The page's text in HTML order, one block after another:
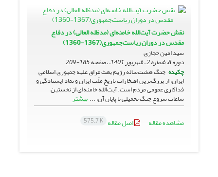
نقش حضرت آیت‌الله خامنه‌ای (مدظله العالی) در دفاع
مقدس در دوران ریاست‌جمهوری(1367-1360)
سید امین حجازی
دوره 8، شماره 2 ، شهریور 1401، ، صفحه
185-209
چکیده جنگ هشت‌ساله رژیم بعث عراق علیه جمهوری اسلامی
ایران، از بزرگ‌ترین افتخارات تاریخ ملّت ایران و نماد ایستادگی و
فداکاری عمومی مردم است. آیت‌الله خامنه‌‌ای از نخستین
ساعات شروع جنگ تحمیلی تا پایان آن، ... بیشتر
مشاهده مقاله
اصل مقاله 575.7 K